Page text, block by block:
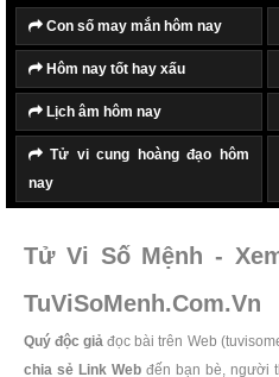
Con số may mắn hôm nay
Hôm nay tốt hay xấu
Lịch âm hôm nay
Tử vi cung hoàng đạo hôm
nay
Tử Vi Số Mệnh -
TuViSoMenh.Com.Vn
Quý độc giả đọc bài trên Web
chia sẻ Link Web đến bạn bè, người